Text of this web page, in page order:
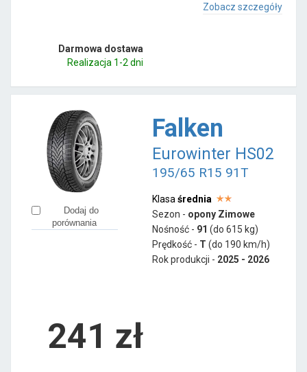
Zobacz szczegóły
Darmowa dostawa
Realizacja 1-2 dni
Dodaj do
porównania
Falken
Eurowinter HS02
195/65 R15 91T
Klasa średnia
Sezon - opony Zimowe
Nośność - 91 (do 615 kg)
Prędkość - T (do 190 km/h)
Rok produkcji - 2025 - 2026
241 zł